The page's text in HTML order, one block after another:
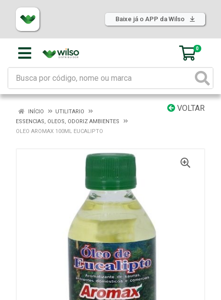
Baixe já o APP da Wilso
0
VOLTAR
INÍCIO
UTILITARIO
ESSENCIAS, OLEOS, ODORIZ AMBIENTES
OLEO AROMAX 100ML EUCALIPTO